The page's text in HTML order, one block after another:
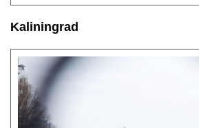
Kaliningrad